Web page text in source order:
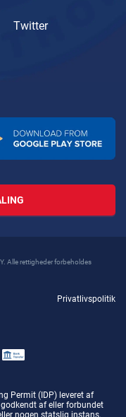
Twitter
Alle rettigheder forbeholdes
Privatlivspolitik
Permit (IDP) leveret af
af eller forbundet
nogen statslig instans.